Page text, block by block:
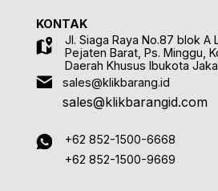
KONTAK
Jl. Siaga Raya No.87 blok A
Pejaten Barat, Ps. Minggu,
Daerah Khusus Ibukota
sales@klikbarang.id
sales@klikbarangid.com
+62 852-1500-6668
+62 852-1500-9669